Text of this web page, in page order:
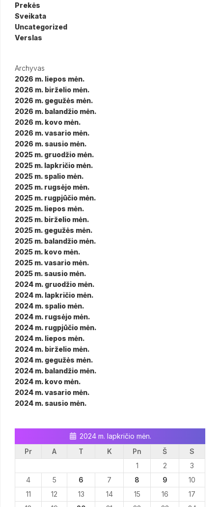
Prekės
Sveikata
Uncategorized
Verslas
Archyvas
2026 m. liepos mėn.
2026 m. birželio mėn.
2026 m. gegužės mėn.
2026 m. balandžio mėn.
2026 m. kovo mėn.
2026 m. vasario mėn.
2026 m. sausio mėn.
2025 m. gruodžio mėn.
2025 m. lapkričio mėn.
2025 m. spalio mėn.
2025 m. rugsėjo mėn.
2025 m. rugpjūčio mėn.
2025 m. liepos mėn.
2025 m. birželio mėn.
2025 m. gegužės mėn.
2025 m. balandžio mėn.
2025 m. kovo mėn.
2025 m. vasario mėn.
2025 m. sausio mėn.
2024 m. gruodžio mėn.
2024 m. lapkričio mėn.
2024 m. spalio mėn.
2024 m. rugsėjo mėn.
2024 m. rugpjūčio mėn.
2024 m. liepos mėn.
2024 m. birželio mėn.
2024 m. gegužės mėn.
2024 m. balandžio mėn.
2024 m. kovo mėn.
2024 m. vasario mėn.
2024 m. sausio mėn.
2024 m. lapkričio mėn.
Pr
A T K Pn Š
S
1
2
3
4
5 6 7 8 9
10
11
12 13 14 15 16
17